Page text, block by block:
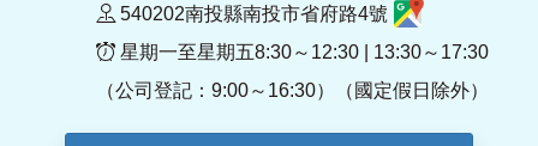
540202南投縣南投市省府路4號
星期一至星期五8:30～12:30 | 13:30～17:30
（公司登記：9:00～16:30）（國定假日除外）